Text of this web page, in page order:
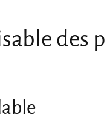
des